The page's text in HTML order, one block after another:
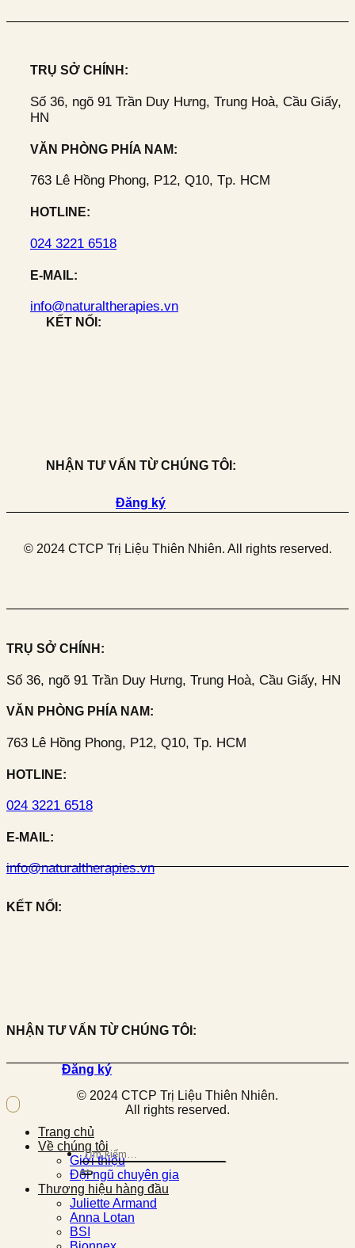
TRỤ SỞ CHÍNH:
Số 36, ngõ 91 Trần Duy Hưng, Trung Hoà, Cầu Giấy,
HN
VĂN PHÒNG PHÍA NAM:
763 Lê Hồng Phong, P12, Q10, Tp. HCM
HOTLINE:
024 3221 6518
E-MAIL:
info@naturaltherapies.vn
KẾT NỐI:
NHẬN TƯ VẤN TỪ CHÚNG TÔI:
Đăng ký
© 2024 CTCP Trị Liệu Thiên Nhiên. All rights reserved.
TRỤ SỞ CHÍNH:
Số 36, ngõ 91 Trần Duy Hưng, Trung Hoà, Cầu Giấy, HN
VĂN PHÒNG PHÍA NAM:
763 Lê Hồng Phong, P12, Q10, Tp. HCM
HOTLINE:
024 3221 6518
E-MAIL:
info@naturaltherapies.vn
KẾT NỐI:
NHẬN TƯ VẤN TỪ CHÚNG TÔI:
Đăng ký
© 2024 CTCP Trị Liệu Thiên Nhiên.
All rights reserved.
Tìm
kiếm:
Trang chủ
Về chúng tôi
Giới thiệu
Đội ngũ chuyên gia
Thương hiệu hàng đầu
Juliette Armand
Anna Lotan
BSI